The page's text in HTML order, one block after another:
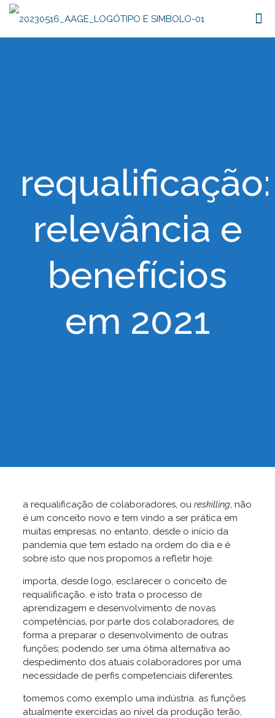
requalificação:
relevância e
benefícios
em 2021
a requalificação de colaboradores, ou reskilling, não
é um conceito novo e tem vindo a ser prática em
muitas empresas. no entanto, desde o início da
pandemia que tem estado na ordem do dia e é
sobre isto que nos propomos a refletir hoje.
importa, desde logo, esclarecer o conceito de
requalificação. e isto trata o processo de
aprendizagem e desenvolvimento de novas
competências, por parte dos colaboradores, de
forma a preparar o desenvolvimento de outras
funções; podendo ser uma ótima alternativa ao
despedimento dos atuais colaboradores por uma
necessidade de perfis competenciais diferentes.
tomemos como exemplo uma indústria. as funções
atualmente exercidas ao nível da produção terão,